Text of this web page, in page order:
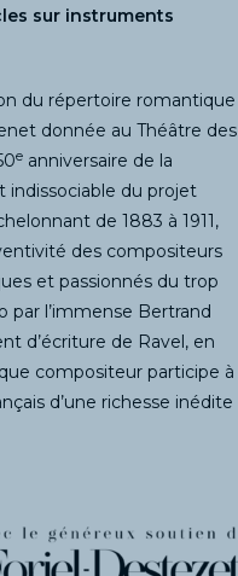
sur instruments
du répertoire romantique
donnée au Théâtre des
e anniversaire de la
indissociable du projet
de 1883 à 1911,
des compositeurs
et passionnés du trop
par l’immense Bertrand
d’écriture de Ravel, en
compositeur participe à
d’une richesse inédite